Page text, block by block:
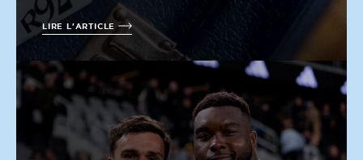
LIRE L'ARTICLE